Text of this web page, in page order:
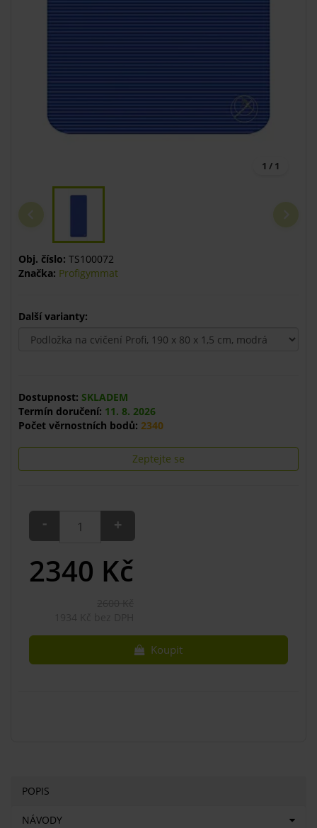
1 / 1
Obj. číslo: TS100072
Značka: Profigymmat
Další varianty:
Dostupnost: SKLADEM
Termín doručení: 11. 8. 2026
Počet věrnostních bodů: 2340
Zeptejte se
- +
2340 Kč
Koupit
POPIS
NÁVODY